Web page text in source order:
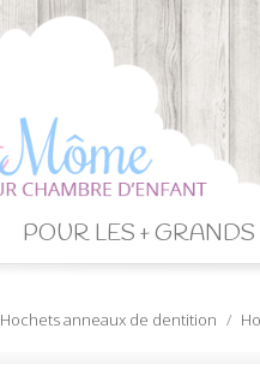
POUR LES + GRANDS
Hochets anneaux de dentition